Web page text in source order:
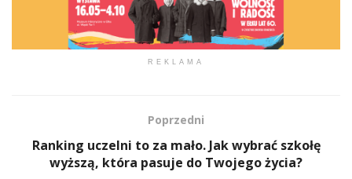
REKLAMA
Poprzedni
Ranking uczelni to za mało. Jak wybrać szkołę
wyższą, która pasuje do Twojego życia?